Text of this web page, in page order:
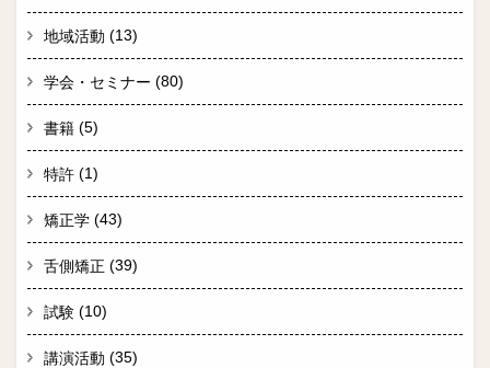
地域活動 (13)
学会・セミナー (80)
書籍 (5)
特許 (1)
矯正学 (43)
舌側矯正 (39)
試験 (10)
講演活動 (35)